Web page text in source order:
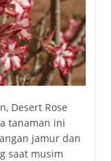
Desert Rose
tanaman ini
jamur dan
saat musim